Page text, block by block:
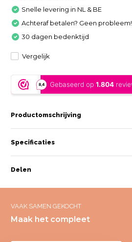
Snelle levering in NL & BE
Achteraf betalen? Geen probleem!
30 dagen bedenktijd
Vergelijk
Productomschrijving
Specificaties
Delen
VAAK SAMEN GEKOCHT
Maak het compleet